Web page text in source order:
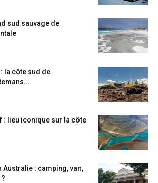
sud sauvage de
la côte sud de
: lieu iconique sur la côte
Australie : camping, van,